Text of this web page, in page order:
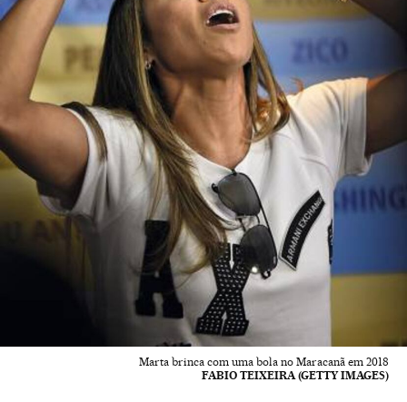
Marta brinca com uma bola no Maracanã em 2018
FABIO TEIXEIRA (GETTY IMAGES)